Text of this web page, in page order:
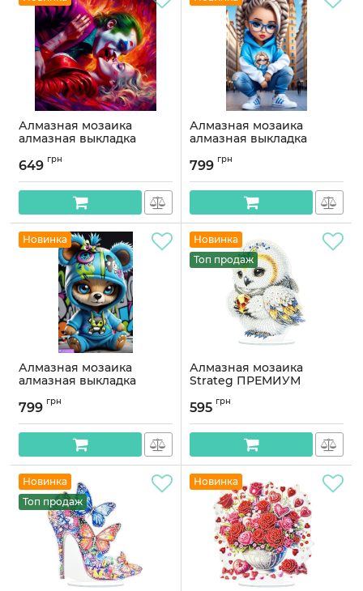
Алмазная мозаика
алмазная выкладка
OG00778SB
Артикул:OG00778SB
649 грн
Алмазная мозаика
алмазная выкладка
OG00775SB
Артикул:OG00775SB
799 грн
Новинка
Алмазная мозаика
алмазная выкладка
OG00773SB
Артикул:OG00773SB
799 грн
Новинка
Топ продаж
Алмазная мозаика
Strateg ПРЕМИУМ
подставке размером
Артикул:YKLZ15282
595 грн
Новинка
Топ продаж
Новинка